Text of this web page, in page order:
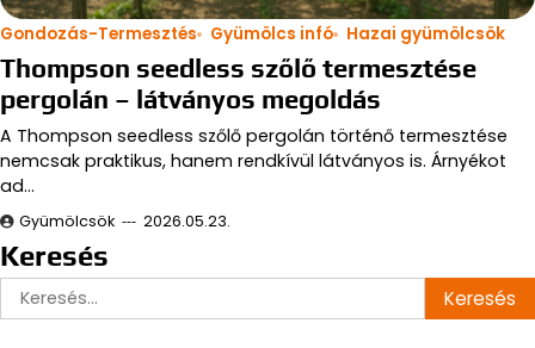
Gondozás-Termesztés Gyümölcs infó Hazai gyümölcsök
Thompson seedless szőlő termesztése
pergolán – látványos megoldás
A Thompson seedless szőlő pergolán történő termesztése
nemcsak praktikus, hanem rendkívül látványos is. Árnyékot
ad…
Gyümölcsök 2026.05.23.
Keresés
Keresés: